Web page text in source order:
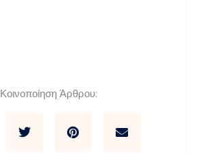
Κοινοποίηση Άρθρου: